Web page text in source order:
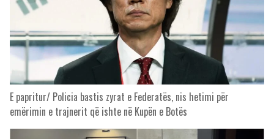
E papritur/ Policia bastis zyrat e Federatës, nis hetimi për
emërimin e trajnerit që ishte në Kupën e Botës